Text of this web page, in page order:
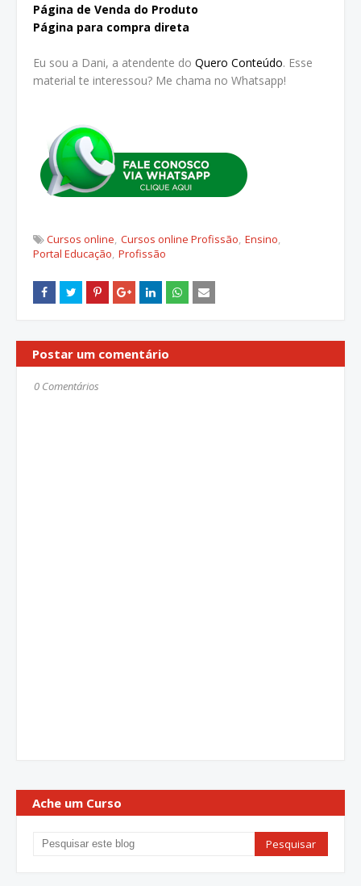
Página de Venda do Produto
Página para compra direta
Eu sou a Dani, a atendente do Quero Conteúdo. Esse
material te interessou? Me chama no Whatsapp!
Cursos online Cursos online Profissão Ensino
Portal Educação Profissão
Postar um comentário
0 Comentários
Ache um Curso